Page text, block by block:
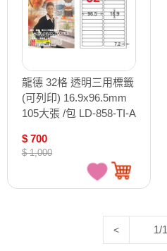
龍德 32格 透明三用標籤
(可列印) 16.9x96.5mm
105大張 /包 LD-858-TI-A
$ 700
$ 1,000
< 1/1